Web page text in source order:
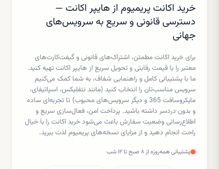
خرید اکانت پریمیوم از هایپر اکانت —
دسترسی قانونی و سریع به سرویس‌های
جهانی
برای خرید اکانت مطمئن، اشتراک‌های قانونی و گیفت‌کارت‌های
معتبر را با قیمت رقابتی و تحویل سریع از هایپر اکانت تهیه کنید.
ما با پشتیبانی کامل و راهنمایی شفاف، به شما کمک می‌کنیم
سرویس مناسب‌تان را انتخاب کنید (مانند نتفلیکس، اسپاتیفای،
مایکروسافت 365 و دیگر سرویس‌های محبوب) تا تجربه‌ای ساده
و بدون دردسر داشته باشید. پرداخت امن، فعال‌سازی سریع و
اطلاع‌رسانی وضعیت سفارش باعث می‌شود خرید اکانت را با خیال
راحت انجام دهید و از مزایای نسخه‌های پریمیوم لذت ببرید.
پشتیبانی همه‌روزه از ۸ صبح تا ۱۲ شب